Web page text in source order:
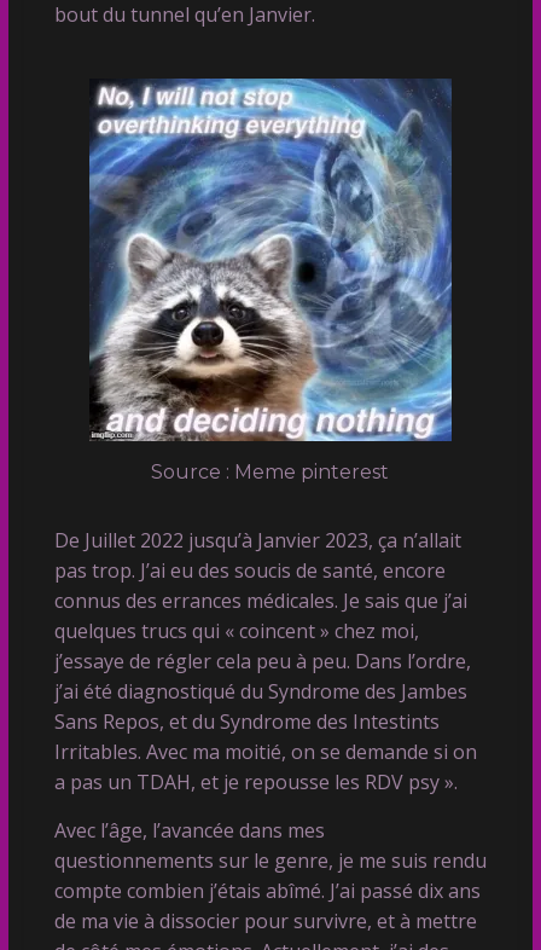
bout du tunnel qu’en Janvier.
Source : Meme pinterest
De Juillet 2022 jusqu’à Janvier 2023, ça n’allait
pas trop. J’ai eu des soucis de santé, encore
connus des errances médicales. Je sais que j’ai
quelques trucs qui « coincent » chez moi,
j’essaye de régler cela peu à peu. Dans l’ordre,
j’ai été diagnostiqué du Syndrome des Jambes
Sans Repos, et du Syndrome des Intestints
Irritables. Avec ma moitié, on se demande si on
a pas un TDAH, et je repousse les RDV psy ».
Avec l’âge, l’avancée dans mes
questionnements sur le genre, je me suis rendu
compte combien j’étais abîmé. J’ai passé dix ans
de ma vie à dissocier pour survivre, et à mettre